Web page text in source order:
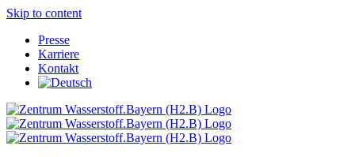
Skip to content
Presse
Karriere
Kontakt